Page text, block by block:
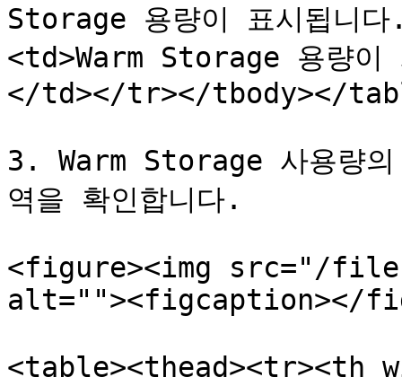
Storage 용량이 표시됩
<td>Warm Storage 용량이
</td></tr></tbody></
3. Warm Storage 사용량
역을 확인합니다.
<figure><img src="/files/
alt=""><figcaption></
<table><thead><tr><th